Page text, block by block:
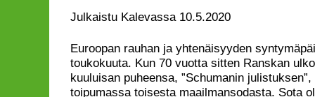
Julkaistu Kalevassa 10.5.2020
Euroopan rauhan ja yhtenäisyyden
toukokuuta. Kun 70 vuotta sitten Ranskan
kuuluisan puheensa, ”Schumanin
toipumassa toisesta maailmansodasta. Sota